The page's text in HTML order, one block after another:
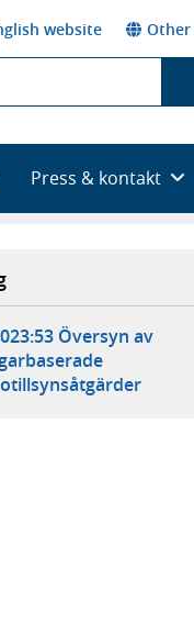
website Other
Press & kontakt
Översyn av